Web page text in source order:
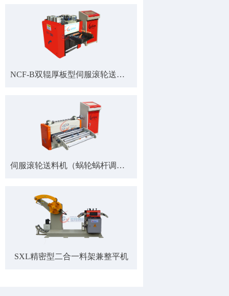
NCF-B双辊厚板型伺服滚轮送料机
伺服滚轮送料机（蜗轮蜗杆调节）
SXL精密型二合一料架兼整平机